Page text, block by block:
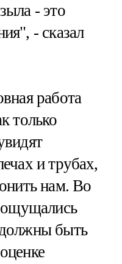
- это
- сказал
работа
только
и трубах,
нам. Во
ощущались
быть